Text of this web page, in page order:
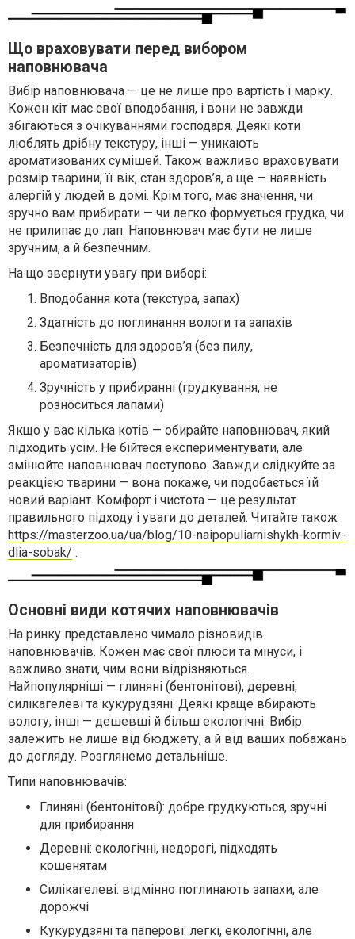
Що враховувати перед вибором
наповнювача
Вибір наповнювача — це не лише про вартість і марку.
Кожен кіт має свої вподобання, і вони не завжди
збігаються з очікуваннями господаря. Деякі коти
люблять дрібну текстуру, інші — уникають
ароматизованих сумішей. Також важливо враховувати
розмір тварини, її вік, стан здоров’я, а ще — наявність
алергій у людей в домі. Крім того, має значення, чи
зручно вам прибирати — чи легко формується грудка, чи
не прилипає до лап. Наповнювач має бути не лише
зручним, а й безпечним.
На що звернути увагу при виборі:
Вподобання кота (текстура, запах)
Здатність до поглинання вологи та запахів
Безпечність для здоров’я (без пилу,
ароматизаторів)
Зручність у прибиранні (грудкування, не
розноситься лапами)
Якщо у вас кілька котів — обирайте наповнювач, який
підходить усім. Не бійтеся експериментувати, але
змінюйте наповнювач поступово. Завжди слідкуйте за
реакцією тварини — вона покаже, чи подобається їй
новий варіант. Комфорт і чистота — це результат
правильного підходу і уваги до деталей. Читайте також
https://masterzoo.ua/ua/blog/10-naipopuliarnishykh-kormiv-
dlia-sobak/ .
Основні види котячих наповнювачів
На ринку представлено чимало різновидів
наповнювачів. Кожен має свої плюси та мінуси, і
важливо знати, чим вони відрізняються.
Найпопулярніші — глиняні (бентонітові), деревні,
силікагелеві та кукурудзяні. Деякі краще вбирають
вологу, інші — дешевші й більш екологічні. Вибір
залежить не лише від бюджету, а й від ваших побажань
до догляду. Розглянемо детальніше.
Типи наповнювачів:
Глиняні (бентонітові): добре грудкуються, зручні
для прибирання
Деревні: екологічні, недорогі, підходять
кошенятам
Силікагелеві: відмінно поглинають запахи, але
дорожчі
Кукурудзяні та паперові: легкі, екологічні, але